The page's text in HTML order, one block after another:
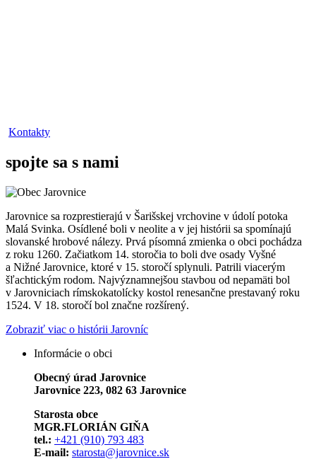
Kontakty
spojte sa s nami
Jarovnice sa rozprestierajú v Šarišskej vrchovine v údolí potoka
Malá Svinka. Osídlené boli v neolite a v jej histórii sa spomínajú
slovanské hrobové nálezy. Prvá písomná zmienka o obci pochádza
z roku 1260. Začiatkom 14. storočia to boli dve osady Vyšné
a Nižné Jarovnice, ktoré v 15. storočí splynuli. Patrili viacerým
šľachtickým rodom. Najvýznamnejšou stavbou od nepamäti bol
v Jarovniciach rímskokatolícky kostol renesančne prestavaný roku
1524. V 18. storočí bol značne rozšírený.
Zobraziť viac o histórii Jarovníc
Informácie o obci
Obecný úrad Jarovnice
Jarovnice 223, 082 63 Jarovnice
Starosta obce
MGR.FLORIÁN GIŇA
tel.: +421 (910) 793 483
E-mail: starosta@jarovnice.sk